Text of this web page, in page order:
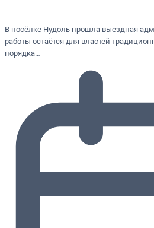
В посёлке Нудоль прошла выездная
работы остаётся для властей
порядка…